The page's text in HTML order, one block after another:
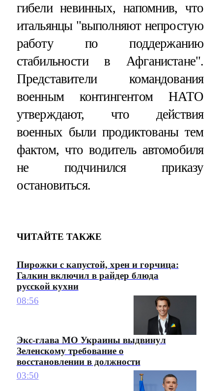
гибели невинных, напомнив, что
итальянцы "выполняют непростую
работу по поддержанию
стабильности в Афганистане".
Представители командования
военным контингентом НАТО
утверждают, что действия
военных были продиктованы тем
фактом, что водитель автомобиля
не подчинился приказу
остановиться.
ЧИТАЙТЕ ТАКЖЕ
Пирожки с капустой, хрен и горчица:
Галкин включил в райдер блюда
русской кухни
08:56
Экс-глава МО Украины выдвинул
Зеленскому требование о
восстановлении в должности
03:50